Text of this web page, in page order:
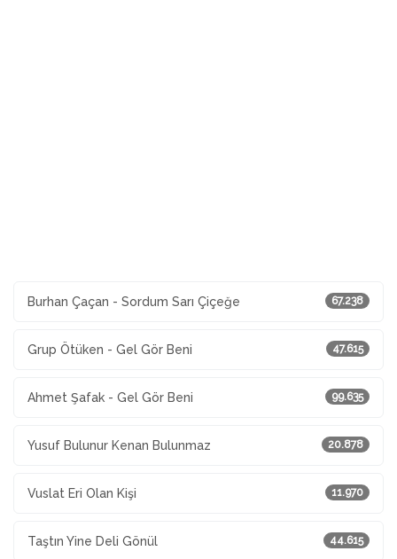
Burhan Çaçan - Sordum Sarı Çiçeğe 67.238
Grup Ötüken - Gel Gör Beni 47.615
Ahmet Şafak - Gel Gör Beni 99.635
Yusuf Bulunur Kenan Bulunmaz 20.878
Vuslat Eri Olan Kişi 11.970
Taştın Yine Deli Gönül 44.615